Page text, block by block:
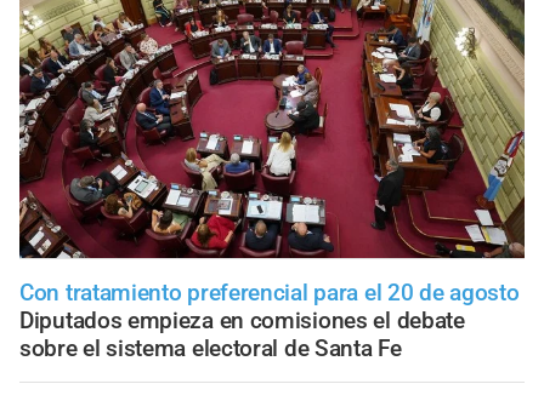
Con tratamiento preferencial para el 20 de agosto
Diputados empieza en comisiones el debate
sobre el sistema electoral de Santa Fe